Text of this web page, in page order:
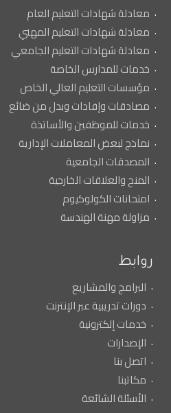
معادلة شهادات التعليم العام
معادلة شهادات التعليم المهني
معادلة شهادات التعليم الجامعي
خدمات للمدارس الخاصة
مؤسسات التعليم العالي الخاص
مصادقات وإفادات وبدل من ضائع
خدمات للموظفين والأساتذة
نماذج لبعض المعاملات الإدارية
المصدقات الجامعية
المنح والعلاقات الخارجية
امتحانات الكولوكيوم
مزاولة مهنة الهندسة
روابط
البرامج والمشاريع
دورات تدريبية عبر الإنترنت
خدمات إلكترونية
الإصدارات
اتصل بنا
مكاتبنا
الأسئلة الشائعة